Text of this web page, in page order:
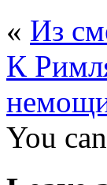
« Из
К
You can